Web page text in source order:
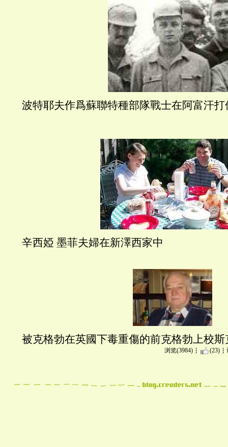
波特耶夫作爲蘇聯特種部隊戰士在阿富汗打
辛西婭 墨菲夫婦在新澤西家中
被克格勃在英國下毒重傷的前克格勃上校斯
浏览(3984) (23)